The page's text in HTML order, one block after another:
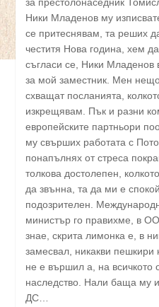
Ники Младенов му
се притеснявам, та реших
честитя Нова година, хем
съгласи се, Ники Младенов
за мой заместник. Мен
схващат посланията,
изкрещявам. Пък и разни
европейските партньори
му свърших работата с
понапълнях от стреса
толкова достолепен,
да звънна, та да ми е
подозрителен.
министър го правихме, в
знае, скрита лимонка е, в
замесвал, никакви
не е вършил а, на всичкото
наследство. Нали баща му
ДС…